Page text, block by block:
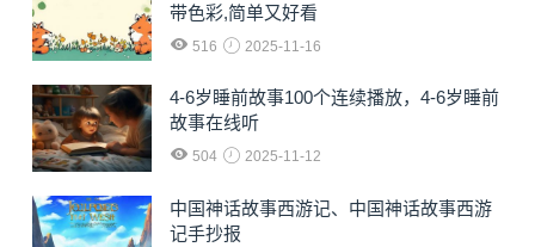
带色彩,简单又好看
516 2025-11-16
4-6岁睡前故事100个连续播放，4-6岁睡前
故事在线听
504 2025-11-12
中国神话故事西游记、中国神话故事西游
记手抄报